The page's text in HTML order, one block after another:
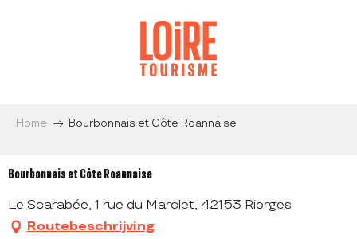
Home Bourbonnais et Côte Roannaise
Bourbonnais et Côte Roannaise
Le Scarabée, 1 rue du Marclet, 42153 Riorges
Routebeschrijving